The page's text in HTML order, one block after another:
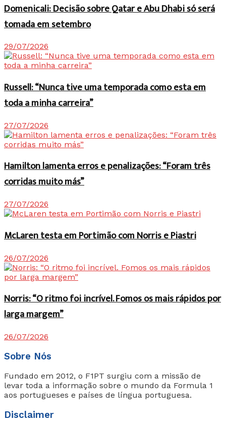
Domenicali: Decisão sobre Qatar e Abu Dhabi só será
tomada em setembro
29/07/2026
Russell: “Nunca tive uma temporada como esta em
toda a minha carreira”
27/07/2026
Hamilton lamenta erros e penalizações: “Foram três
corridas muito más”
27/07/2026
McLaren testa em Portimão com Norris e Piastri
26/07/2026
Norris: “O ritmo foi incrível. Fomos os mais rápidos por
larga margem”
26/07/2026
Sobre Nós
Fundado em 2012, o F1PT surgiu com a missão de
levar toda a informação sobre o mundo da Formula 1
aos portugueses e países de língua portuguesa.
Disclaimer